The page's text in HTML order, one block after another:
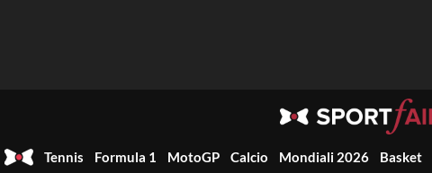
Tennis Formula 1 MotoGP Calcio Mondiali 2026 Basket